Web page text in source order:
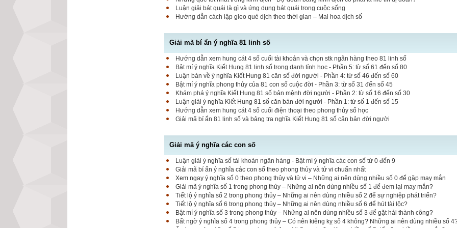
Luận giải bát quái là gì và ứng dụng bát quái trong cuộc sống
Hướng dẫn cách lập gieo quẻ dịch theo thời gian – Mai hoa dịch số
Giải mã bí ẩn ý nghĩa 81 linh số
Hướng dẫn xem hung cát 4 số cuối tài khoản và chọn stk ngân hàng theo 81 linh số
Bật mí ý nghĩa Kiết Hung 81 linh số trong danh tính học - Phần 5: từ số 61 đến số 80
Luận bàn về ý nghĩa Kiết Hung 81 căn số đời người - Phần 4: từ số 46 đến số 60
Bật mí ý nghĩa phong thủy của 81 con số cuộc đời - Phần 3: từ số 31 đến số 45
Khám phá ý nghĩa Kiết Hung 81 số bản mệnh đời người - Phần 2: từ số 16 đến số 30
Luận giải ý nghĩa Kiết Hung 81 số căn bản đời người - Phần 1: từ số 1 đến số 15
Hướng dẫn xem hung cát 4 số cuối điện thoại theo phong thủy số học
Giải mã bí ẩn 81 linh số và bảng tra nghĩa Kiết Hung 81 số căn bản đời người
Giải mã ý nghĩa các con số
Luận giải ý nghĩa số tài khoản ngân hàng - Bật mí ý nghĩa các con số từ 0 đến 9
Giải mã bí ẩn ý nghĩa các con số theo phong thủy và tử vi chuẩn nhất
Xem ngay ý nghĩa số 0 theo phong thủy và tử vi – Những ai nên dùng nhiều số 0 để gặp may mắn
Giải mã ý nghĩa số 1 trong phong thủy – Những ai nên dùng nhiều số 1 để đem lại may mắn?
Tiết lộ ý nghĩa số 2 trong phong thủy – Những ai nên dùng nhiều số 2 để sự nghiệp phát triển?
Tiết lộ ý nghĩa số 6 trong phong thủy – Những ai nên dùng nhiều số 6 để hút tài lộc?
Bật mí ý nghĩa số 3 trong phong thủy – Những ai nên dùng nhiều số 3 để gặt hái thành công?
Bất ngờ ý nghĩa số 4 trong phong thủy – Có nên kiêng kỵ số 4 không? Những ai nên dùng nhiều số